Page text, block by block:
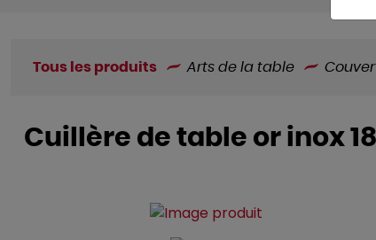
Tous les produits Arts de la table
Cuillère de table or inox